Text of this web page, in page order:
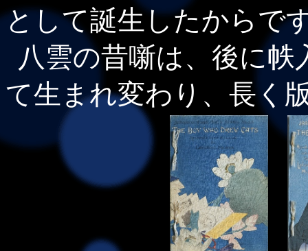
として誕生したからで
八雲の昔噺は、後に
て生まれ変わり、長く